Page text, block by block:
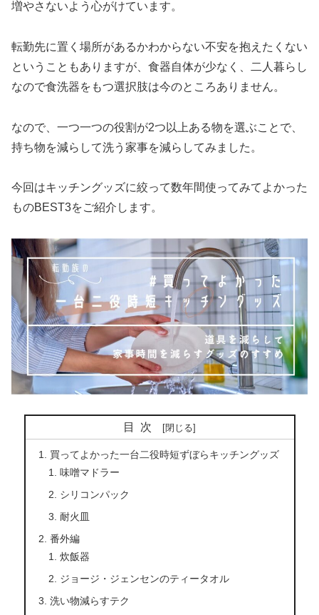
増やさないよう心がけています。
転勤先に置く場所があるかわからない不安を抱えたくない
ということもありますが、食器自体が少なく、二人暮らし
なので食洗器をもつ選択肢は今のところありません。
なので、一つ一つの役割が2つ以上ある物を選ぶことで、
持ち物を減らして洗う家事を減らしてみました。
今回はキッチングッズに絞って数年間使ってみてよかった
ものBEST3をご紹介します。
目次
買ってよかった一台二役時短ずぼらキッチングッズ
味噌マドラー
シリコンパック
耐火皿
番外編
炊飯器
ジョージ・ジェンセンのティータオル
洗い物減らすテク